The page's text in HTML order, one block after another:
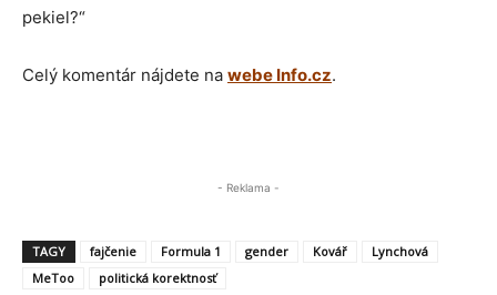
pekiel?“
Celý komentár nájdete na webe Info.cz.
- Reklama -
TAGY fajčenie Formula 1 gender Kovář
Lynchová
MeToo
politická korektnosť